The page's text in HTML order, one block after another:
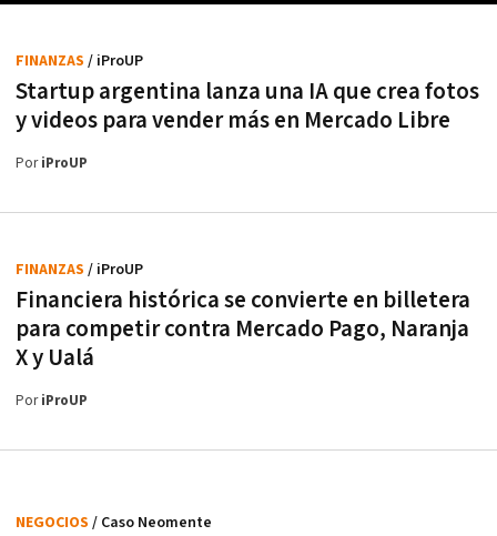
Startup argentina lanza una IA que crea fotos
y videos para vender más en Mercado Libre
FINANZAS / iProUP
PoriProUP
Financiera histórica se convierte en billetera
para competir contra Mercado Pago, Naranja
X y Ualá
FINANZAS / iProUP
PoriProUP
NEGOCIOS / Caso Neomente